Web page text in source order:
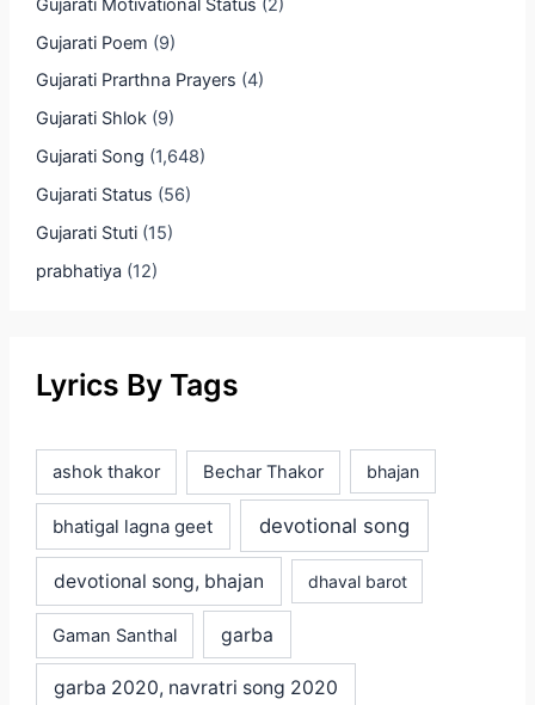
Gujarati Poem (9)
Gujarati Prarthna Prayers (4)
Gujarati Shlok(9)
Gujarati Song (1,648)
Gujarati Status (56)
Gujarati Stuti(15)
prabhatiya (12)
Lyrics By Tags
ashok thakor Bechar Thakor bhajan
bhatigal lagna geet devotional song
devotional song, bhajan dhaval barot
Gaman Santhal garba
garba 2020, navratri song 2020